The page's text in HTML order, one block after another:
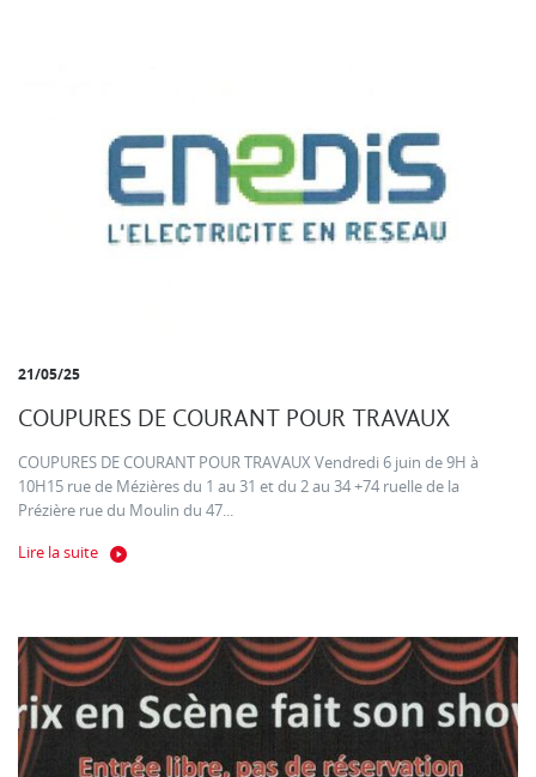
21/05/25
COUPURES DE COURANT POUR TRAVAUX
COUPURES DE COURANT POUR TRAVAUX Vendredi 6 juin de 9H à
10H15 rue de Mézières du 1 au 31 et du 2 au 34 +74 ruelle de la
Prézière rue du Moulin du 47...
Lire la suite